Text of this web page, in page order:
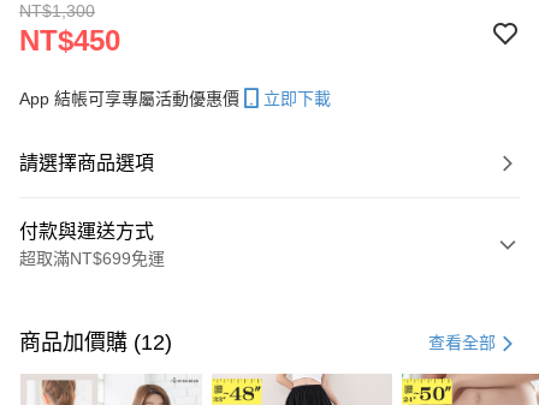
NT$1,300
NT$450
App 結帳可享專屬活動優惠價 立即下載
請選擇商品選項
付款與運送方式
超取滿NT$699免運
信用卡一次付款
超商取貨付款
商品加價購 (12) 查看全部